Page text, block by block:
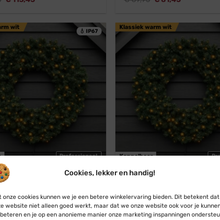
Cookies, lekker en handig!
onze cookies kunnen we je een betere winkelervaring bieden. Dit betekent dat
website niet alleen goed werkt, maar dat we onze website ook voor je
en je op een anonieme manier onze marketing inspanningen
💧 IP67
Professioneel
wit
met verlichting · Ø 75 cm ·
wit · Koppelbaar · 80
IP67
Klassiek warm wit
Koppelbaar
Kerstkrans met verlichting ·
· Klassiek warm wit ·
140 lampjes · IP67